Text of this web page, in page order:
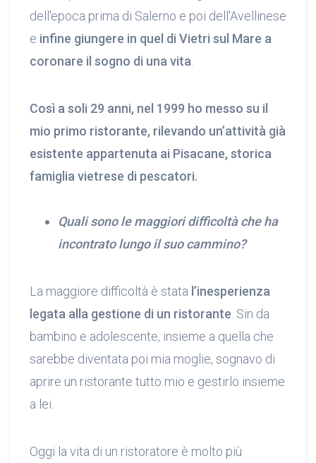
dell'epoca prima di Salerno e poi dell'Avellinese
e infine giungere in quel di Vietri sul Mare a
coronare il sogno di una vita
Così a soli 29 anni, nel 1999 ho messo su il
mio primo ristorante, rilevando un’attività già
esistente appartenuta ai Pisacane, storica
famiglia vietrese di pescatori.
Quali sono le maggiori difficoltà che ha
incontrato lungo il suo cammino?
La maggiore difficoltà è stata l’inesperienza
legata alla gestione di un ristorante . Sin da
bambino e adolescente, insieme a quella che
sarebbe diventata poi mia moglie, sognavo di
aprire un ristorante tutto mio e gestirlo insieme
a lei.
Oggi la vita di un ristoratore è molto più